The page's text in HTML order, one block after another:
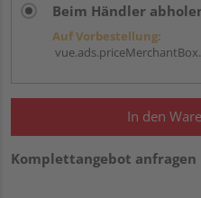
Beim Händler
Auf Vorbestellung:
In den
Komplettangebot anfragen